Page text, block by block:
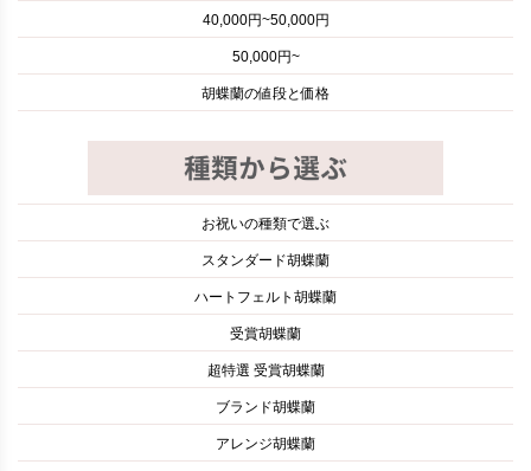
40,000円~50,000円
50,000円~
胡蝶蘭の値段と価格
お祝いの種類で選ぶ
スタンダード胡蝶蘭
ハートフェルト胡蝶蘭
受賞胡蝶蘭
超特選 受賞胡蝶蘭
ブランド胡蝶蘭
アレンジ胡蝶蘭